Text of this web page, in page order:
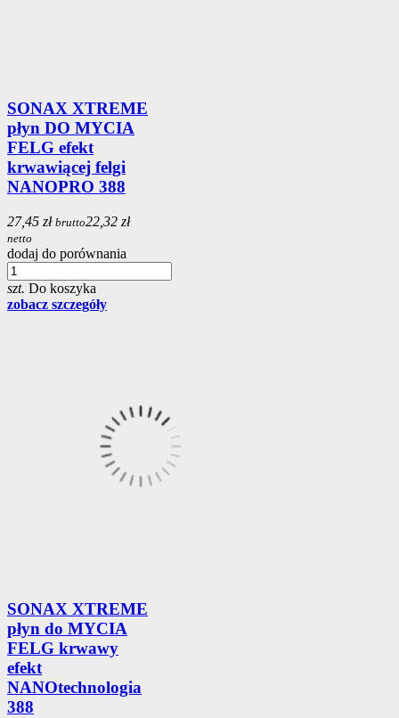
SONAX XTREME
płyn DO MYCIA
FELG efekt
krwawiącej felgi
NANOPRO 388
27,45 zł brutto22,32 zł
netto
dodaj do porównania
szt. Do koszyka
zobacz szczegóły
SONAX XTREME
płyn do MYCIA
FELG krwawy
efekt
NANOtechnologia
388